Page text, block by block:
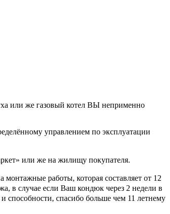
или же газовый котел ВЫ неприменно
управлением по эксплуатации
или же на жилищу покупателя.
работы, которая составляет от 12
в случае если Ваш кондюк через 2 недели в
способности, спасибо больше чем 11 летнему